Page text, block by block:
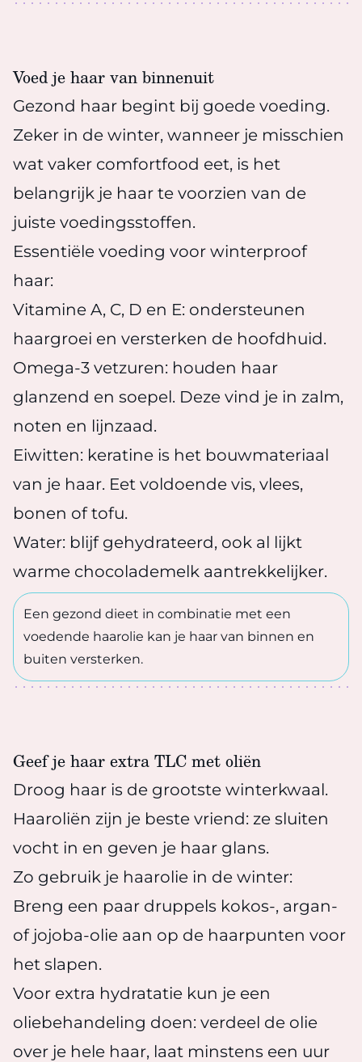
Voed je haar van binnenuit
Gezond haar begint bij goede voeding.
Zeker in de winter, wanneer je misschien
wat vaker comfortfood eet, is het
belangrijk je haar te voorzien van de
juiste voedingsstoffen.
Essentiële voeding voor winterproof
haar:
Vitamine A, C, D en E: ondersteunen
haargroei en versterken de hoofdhuid.
Omega-3 vetzuren: houden haar
glanzend en soepel. Deze vind je in zalm,
noten en lijnzaad.
Eiwitten: keratine is het bouwmateriaal
van je haar. Eet voldoende vis, vlees,
bonen of tofu.
Water: blijf gehydrateerd, ook al lijkt
warme chocolademelk aantrekkelijker.
Een gezond dieet in combinatie met een
voedende haarolie kan je haar van binnen en
buiten versterken.
Geef je haar extra TLC met oliën
Droog haar is de grootste winterkwaal.
Haaroliën zijn je beste vriend: ze sluiten
vocht in en geven je haar glans.
Zo gebruik je haarolie in de winter:
Breng een paar druppels kokos-, argan-
of jojoba-olie aan op de haarpunten voor
het slapen.
Voor extra hydratatie kun je een
oliebehandeling doen: verdeel de olie
over je hele haar, laat minstens een uur